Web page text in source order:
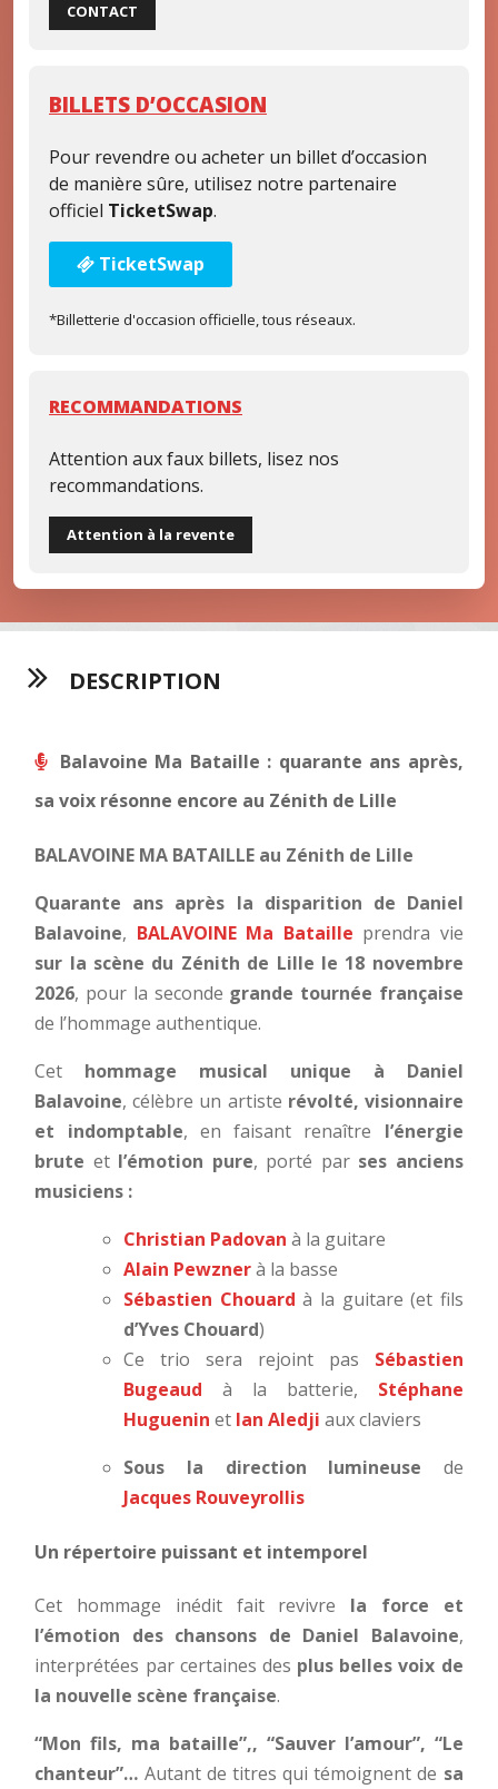
CONTACT
BILLETS D’OCCASION
Pour revendre ou acheter un billet d’occasion
de manière sûre, utilisez notre partenaire
officiel TicketSwap.
TicketSwap
*Billetterie d'occasion officielle, tous réseaux.
RECOMMANDATIONS
Attention aux faux billets, lisez nos
recommandations.
Attention à la revente
DESCRIPTION
Balavoine Ma Bataille : quarante ans après,
sa voix résonne encore au Zénith de Lille
BALAVOINE MA BATAILLE au Zénith de Lille
Quarante ans après la disparition de Daniel
Balavoine, BALAVOINE Ma Bataille prendra vie
sur la scène du Zénith de Lille le 18 novembre
2026, pour la seconde grande tournée française
de l’hommage authentique.
Cet hommage musical unique à Daniel
Balavoine, célèbre un artiste révolté, visionnaire
et indomptable, en faisant renaître l’énergie
brute et l’émotion pure, porté parses anciens
musiciens :
Christian Padovan à la guitare
Alain Pewznerà la basse
Sébastien Chouard à la guitare (et fils
d’Yves Chouard)
Ce trio sera rejoint pas Sébastien
Bugeaud à la batterie, Stéphane
Huguenin et Ian Aledji aux claviers
Sous la direction lumineuse de
Jacques Rouveyrollis
Un répertoire puissant et intemporel
Cet hommage inédit fait revivre la force et
l’émotion des chansons de Daniel Balavoine,
interprétées par certaines des plus belles voix de
la nouvelle scène française.
“Mon fils, ma bataille”,, “Sauver l’amour”, “Le
chanteur”… Autant de titres qui témoignent de sa